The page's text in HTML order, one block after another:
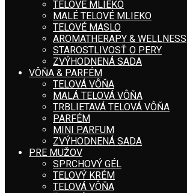
TELOVÉ MLIEKO
MALÉ TELOVÉ MLIEKO
TELOVÉ MASLO
AROMATHERAPY & WELLNESS
STAROSTLIVOSŤ O PERY
ZVÝHODNENÁ SADA
VÔŇA & PARFÉM
TELOVÁ VÔŇA
MALÁ TELOVÁ VÔŇA
TRBLIETAVÁ TELOVÁ VÔŇA
PARFÉM
MINI PARFUM
ZVÝHODNENÁ SADA
PRE MUŽOV
SPRCHOVÝ GÉL
TELOVÝ KRÉM
TELOVÁ VÔŇA